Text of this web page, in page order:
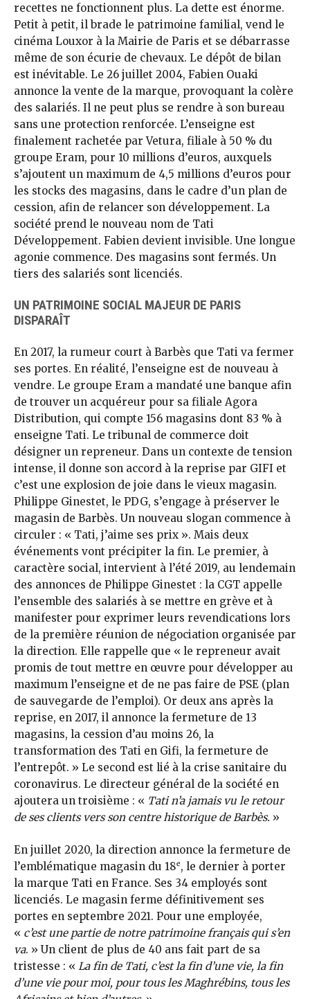
recettes ne fonctionnent plus. La dette est énorme.
Petit à petit, il brade le patrimoine familial, vend le
cinéma Louxor à la Mairie de Paris et se débarrasse
même de son écurie de chevaux. Le dépôt de bilan
est inévitable. Le 26 juillet 2004, Fabien Ouaki
annonce la vente de la marque, provoquant la colère
des salariés. Il ne peut plus se rendre à son bureau
sans une protection renforcée. L’enseigne est
finalement rachetée par Vetura, filiale à 50 % du
groupe Eram, pour 10 millions d’euros, auxquels
s’ajoutent un maximum de 4,5 millions d’euros pour
les stocks des magasins, dans le cadre d’un plan de
cession, afin de relancer son développement. La
société prend le nouveau nom de Tati
Développement. Fabien devient invisible. Une longue
agonie commence. Des magasins sont fermés. Un
tiers des salariés sont licenciés.
UN PATRIMOINE SOCIAL MAJEUR DE PARIS
DISPARAÎT
En 2017, la rumeur court à Barbès que Tati va fermer
ses portes. En réalité, l’enseigne est de nouveau à
vendre. Le groupe Eram a mandaté une banque afin
de trouver un acquéreur pour sa filiale Agora
Distribution, qui compte 156 magasins dont 83 % à
enseigne Tati. Le tribunal de commerce doit
désigner un repreneur. Dans un contexte de tension
intense, il donne son accord à la reprise par GIFI et
c’est une explosion de joie dans le vieux magasin.
Philippe Ginestet, le PDG, s’engage à préserver le
magasin de Barbès. Un nouveau slogan commence à
circuler : « Tati, j’aime ses prix ». Mais deux
événements vont précipiter la fin. Le premier, à
caractère social, intervient à l’été 2019, au lendemain
des annonces de Philippe Ginestet : la CGT appelle
l’ensemble des salariés à se mettre en grève et à
manifester pour exprimer leurs revendications lors
de la première réunion de négociation organisée par
la direction. Elle rappelle que « le repreneur avait
promis de tout mettre en œuvre pour développer au
maximum l’enseigne et de ne pas faire de PSE (plan
de sauvegarde de l’emploi). Or deux ans après la
reprise, en 2017, il annonce la fermeture de 13
magasins, la cession d’au moins 26, la
transformation des Tati en Gifi, la fermeture de
l’entrepôt. » Le second est lié à la crise sanitaire du
coronavirus. Le directeur général de la société en
ajoutera un troisième : « Tati n’a jamais vu le retour
de ses clients vers son centre historique de Barbès. »
En juillet 2020, la direction annonce la fermeture de
l’emblématique magasin du 18e, le dernier à porter
la marque Tati en France. Ses 34 employés sont
licenciés. Le magasin ferme définitivement ses
portes en septembre 2021. Pour une employée,
« c’est une partie de notre patrimoine français qui s’en
va. » Un client de plus de 40 ans fait part de sa
tristesse : « La fin de Tati, c’est la fin d’une vie, la fin
d’une vie pour moi, pour tous les Maghrébins, tous les